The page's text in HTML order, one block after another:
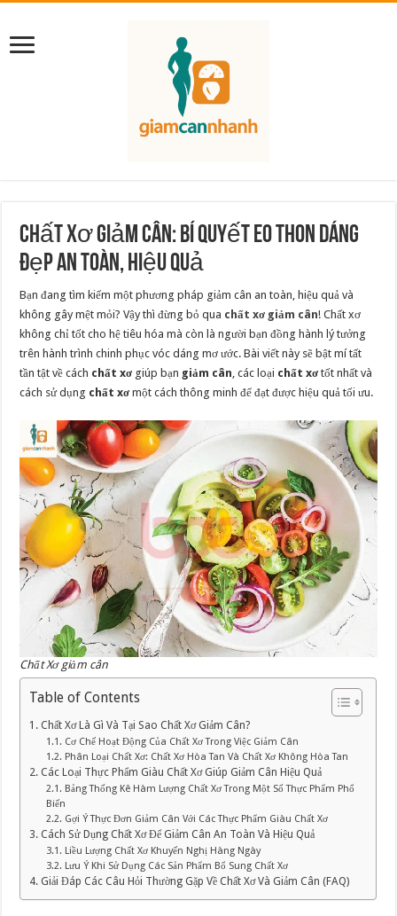
Chất Xơ Giảm Cân: Bí Quyết Eo Thon Dáng
Đẹp An Toàn, Hiệu Quả
Bạn đang tìm kiếm một phương pháp giảm cân an toàn, hiệu quả và
không gây mệt mỏi? Vậy thì đừng bỏ qua chất xơ giảm cân! Chất xơ
không chỉ tốt cho hệ tiêu hóa mà còn là người bạn đồng hành lý tưởng
trên hành trình chinh phục vóc dáng mơ ước. Bài viết này sẽ bật mí tất
tần tật về cách chất xơ giúp bạn giảm cân, các loại chất xơ tốt nhất và
cách sử dụng chất xơ một cách thông minh để đạt được hiệu quả tối ưu.
Chất Xơ giảm cân
Table of Contents
1. Chất Xơ Là Gì Và Tại Sao Chất Xơ Giảm Cân?
1.1. Cơ Chế Hoạt Động Của Chất Xơ Trong Việc Giảm Cân
1.2. Phân Loại Chất Xơ: Chất Xơ Hòa Tan Và Chất Xơ Không Hòa Tan
2. Các Loại Thực Phẩm Giàu Chất Xơ Giúp Giảm Cân Hiệu Quả
2.1. Bảng Thống Kê Hàm Lượng Chất Xơ Trong Một Số Thực Phẩm Phổ
Biến
2.2. Gợi Ý Thực Đơn Giảm Cân Với Các Thực Phẩm Giàu Chất Xơ
3. Cách Sử Dụng Chất Xơ Để Giảm Cân An Toàn Và Hiệu Quả
3.1. Liều Lượng Chất Xơ Khuyến Nghị Hàng Ngày
3.2. Lưu Ý Khi Sử Dụng Các Sản Phẩm Bổ Sung Chất Xơ
4. Giải Đáp Các Câu Hỏi Thường Gặp Về Chất Xơ Và Giảm Cân (FAQ)